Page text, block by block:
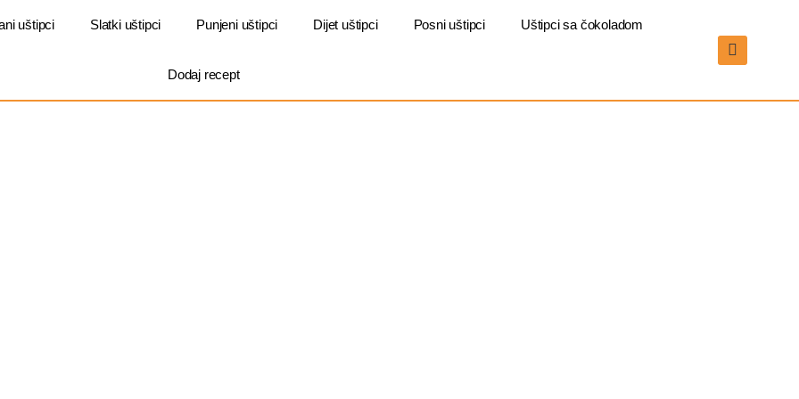
uštipci Slatki uštipci Punjeni uštipci Dijet uštipci Posni uštipci Uštipci sa čokoladom
Dodaj recept